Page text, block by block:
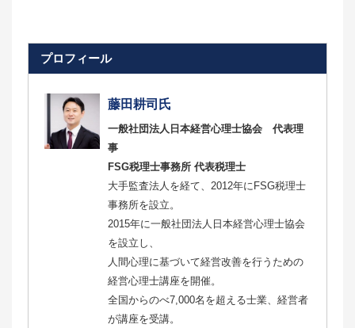
プロフィール
藤田耕司氏
一般社団法人日本経営心理士協会 代表理
事
FSG税理士事務所 代表税理士
大手監査法人を経て、2012年にFSG税理士
事務所を設立。
2015年に一般社団法人日本経営心理士協会
を設立し、
人間心理に基づいて経営改善を行うための
経営心理士講座を開催。
全国からのべ7,000名を超える士業、経営者
が講座を受講。